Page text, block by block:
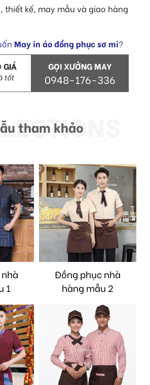
thiết kế, may mẫu và giao hàng
May in áo đồng phục sơ mi?
GIÁ
tốt
GỌI XƯỞNG MAY
0948-176-336
tham khảo
1
Đồng phục nhà
hàng mẫu 2